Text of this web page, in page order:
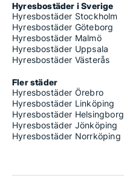
Hyresbostäder i Sverige
Hyresbostäder Stockholm
Hyresbostäder Göteborg
Hyresbostäder Malmö
Hyresbostäder Uppsala
Hyresbostäder Västerås
Fler städer
Hyresbostäder Örebro
Hyresbostäder Linköping
Hyresbostäder Helsingborg
Hyresbostäder Jönköping
Hyresbostäder Norrköping